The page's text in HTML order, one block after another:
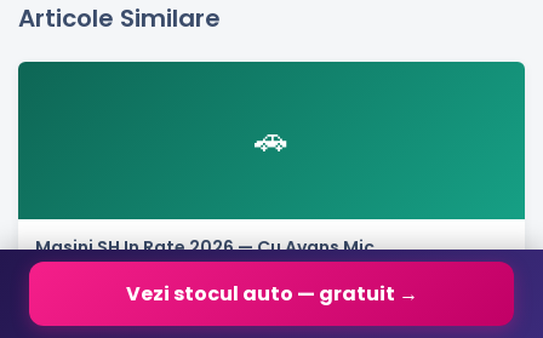
Articole Similare
🚗
Masini SH In Rate 2026 — Cu Avans Mic
Vezi stocul auto — gratuit →